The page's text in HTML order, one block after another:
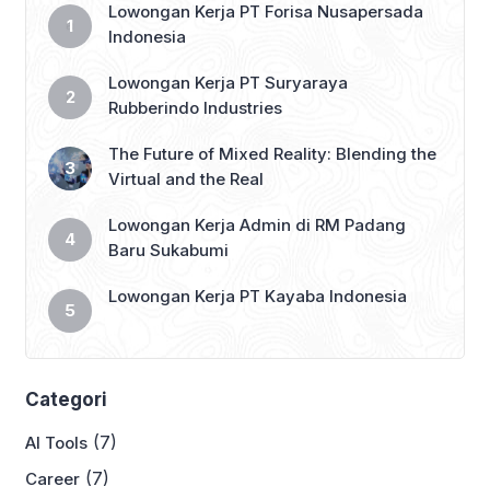
Lowongan Kerja PT Forisa Nusapersada
Indonesia
Lowongan Kerja PT Suryaraya
Rubberindo Industries
The Future of Mixed Reality: Blending the
Virtual and the Real
Lowongan Kerja Admin di RM Padang
Baru Sukabumi
Lowongan Kerja PT Kayaba Indonesia
Categori
AI Tools (7)
Career (7)